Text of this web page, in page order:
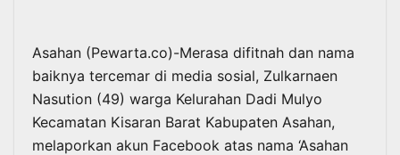
Asahan (Pewarta.co)-Merasa difitnah dan nama
baiknya tercemar di media sosial, Zulkarnaen
Nasution (49) warga Kelurahan Dadi Mulyo
Kecamatan Kisaran Barat Kabupaten Asahan,
melaporkan akun Facebook atas nama ‘Asahan